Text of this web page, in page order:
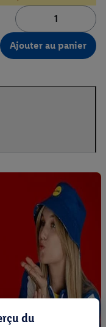
Ajouter au panier
du